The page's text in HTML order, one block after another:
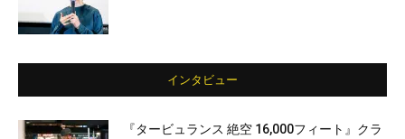
インタビュー
『タービュランス 絶空 16,000フィート』クラ